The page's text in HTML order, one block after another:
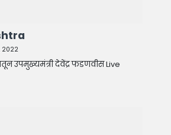
2022
उपमुख्यमंत्री देवेंद्र फडणवीस Live